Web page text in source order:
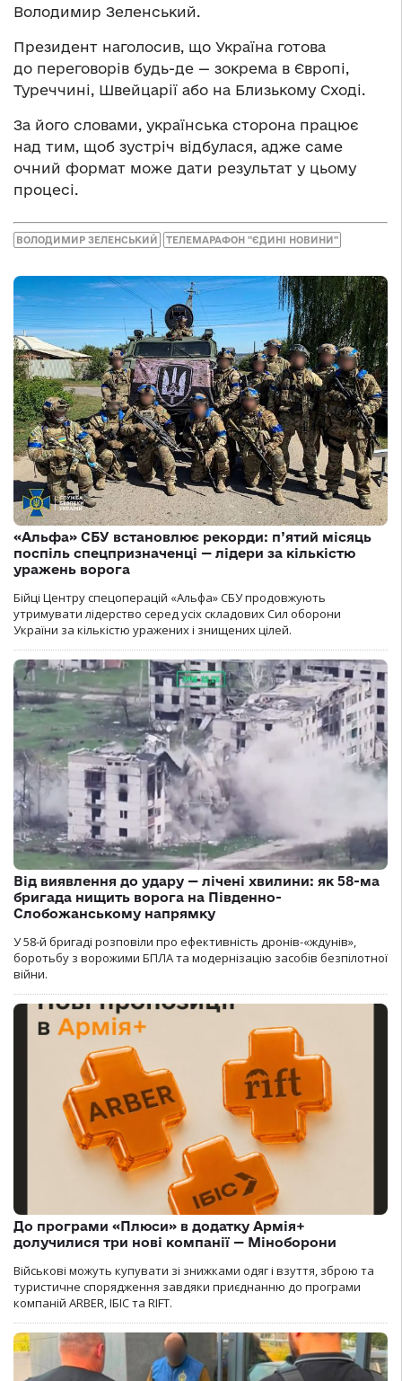
Володимир Зеленський.
Президент наголосив, що Україна готова
до переговорів будь-де — зокрема в Європі,
Туреччині, Швейцарії або на Близькому Сході.
За його словами, українська сторона працює
над тим, щоб зустріч відбулася, адже саме
очний формат може дати результат у цьому
процесі.
ВОЛОДИМИР ЗЕЛЕНСЬКИЙ ТЕЛЕМАРАФОН "ЄДИНІ НОВИНИ"
«Альфа» СБУ встановлює рекорди: п’ятий місяць
поспіль спецпризначенці — лідери за кількістю
уражень ворога
Бійці Центру спецоперацій «Альфа» СБУ продовжують
утримувати лідерство серед усіх складових Сил оборони
України за кількістю уражених і знищених цілей.
Від виявлення до удару — лічені хвилини: як 58-ма
бригада нищить ворога на Південно-
Слобожанському напрямку
У 58-й бригаді розповіли про ефективність дронів-«ждунів»,
боротьбу з ворожими БПЛА та модернізацію засобів безпілотної
війни.
До програми «Плюси» в додатку Армія+
долучилися три нові компанії — Міноборони
Військові можуть купувати зі знижками одяг і взуття, зброю та
туристичне спорядження завдяки приєднанню до програми
компаній ARBER, ІБІС та RIFT.